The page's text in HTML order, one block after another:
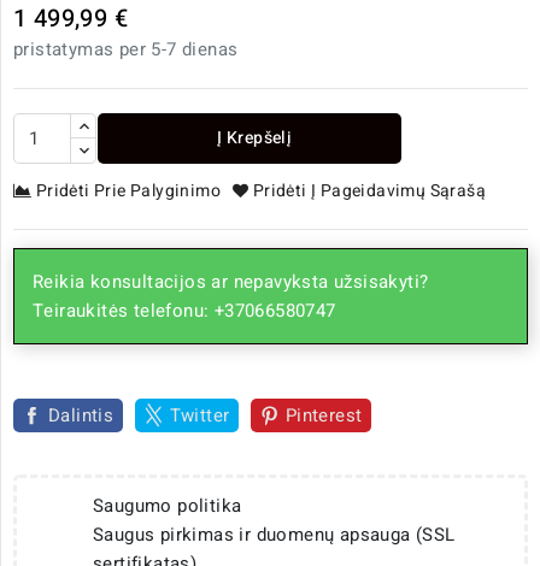
1 499,99 €
pristatymas per 5-7 dienas
Į Krepšelį
Pridėti Prie Palyginimo Pridėti Į Pageidavimų Sąrašą
Reikia konsultacijos ar nepavyksta užsisakyti?
Teiraukitės telefonu: +37066580747
Dalintis Twitter Pinterest
Saugumo politika
Saugus pirkimas ir duomenų apsauga (SSL